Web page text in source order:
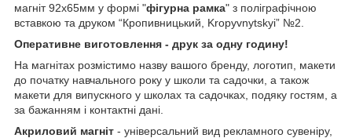
магніт 92х65мм у формі "фігурна рамка" з поліграфічною
вставкою та друком “Кропивницький, Kropyvnytskyi” №2.
Оперативне виготовлення - друк за одну годину!
На магнітах розмістимо назву вашого бренду, логотип, макети
до початку навчального року у школи та садочки, а також
макети для випускного у школах та садочках, подяку гостям, а
за бажанням і контактні дані.
Акриловий магніт - універсальний вид рекламного сувеніру,